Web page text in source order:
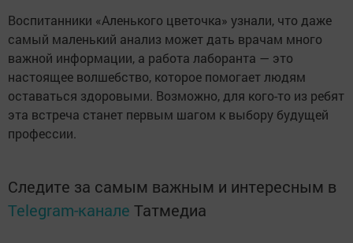
Воспитанники «Аленького цветочка» узнали, что даже
самый маленький анализ может дать врачам много
важной информации, а работа лаборанта — это
настоящее волшебство, которое помогает людям
оставаться здоровыми. Возможно, для кого-то из ребят
эта встреча станет первым шагом к выбору будущей
профессии.
Следите за самым важным и интересным в
Telegram-канале Татмедиа